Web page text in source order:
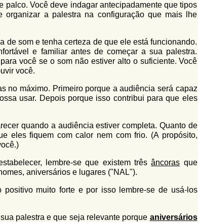
Você deve indagar antecipadamente que tipos
a palestra na configuração que mais lhe
de som e tenha certeza de que ele está funcionando.
e familiar antes de começar a sua palestra.
você se o som não estiver alto o suficiente. Você
você.
no máximo. Primeiro porque a audiência será capaz
usar. Depois porque isso contribui para que eles
quando a audiência estiver completa. Quanto de
eles fiquem com calor nem com frio. (A propósito,
lembre-se que existem trêsâncoras que
aniversários e lugares ("NAL").
positivo muito forte e por isso lembre-se de usá-los
palestra e que seja relevante porque aniversários